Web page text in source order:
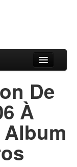
De
À
Album